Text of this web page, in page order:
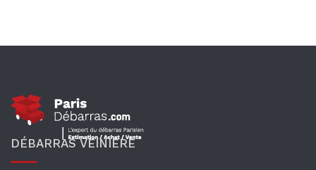
DÉBARRAS VEINIÈRE